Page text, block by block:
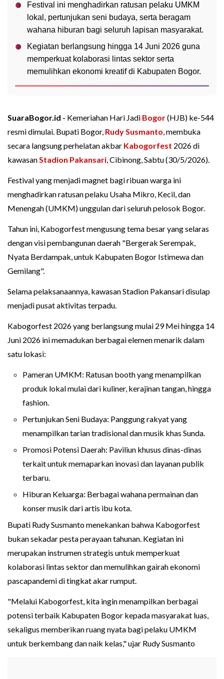
Festival ini menghadirkan ratusan pelaku UMKM
lokal, pertunjukan seni budaya, serta beragam
wahana hiburan bagi seluruh lapisan masyarakat.
Kegiatan berlangsung hingga 14 Juni 2026 guna
memperkuat kolaborasi lintas sektor serta
memulihkan ekonomi kreatif di Kabupaten Bogor.
SuaraBogor.id - Kemeriahan Hari Jadi Bogor(HJB) ke-544
resmi dimulai. Bupati Bogor, Rudy Susmanto, membuka
secara langsung perhelatan akbar Kabogorfest 2026 di
kawasanStadion Pakansari, Cibinong, Sabtu (30/5/2026).
Festival yang menjadi magnet bagi ribuan warga ini
menghadirkan ratusan pelaku Usaha Mikro, Kecil, dan
Menengah (UMKM) unggulan dari seluruh pelosok Bogor.
Tahun ini, Kabogorfest mengusung tema besar yang selaras
dengan visi pembangunan daerah "Bergerak Serempak,
Nyata Berdampak, untuk Kabupaten Bogor Istimewa dan
Gemilang".
Selama pelaksanaannya, kawasan Stadion Pakansari disulap
menjadi pusat aktivitas terpadu.
Kabogorfest 2026 yang berlangsung mulai 29 Mei hingga 14
Juni 2026 ini memadukan berbagai elemen menarik dalam
satu lokasi:
Pameran UMKM: Ratusan booth yang menampilkan
produk lokal mulai dari kuliner, kerajinan tangan, hingga
fashion.
Pertunjukan Seni Budaya: Panggung rakyat yang
menampilkan tarian tradisional dan musik khas Sunda.
Promosi Potensi Daerah: Paviliun khusus dinas-dinas
terkait untuk memaparkan inovasi dan layanan publik
terbaru.
Hiburan Keluarga: Berbagai wahana permainan dan
konser musik dari artis ibu kota.
Bupati Rudy Susmanto menekankan bahwa Kabogorfest
bukan sekadar pesta perayaan tahunan. Kegiatan ini
merupakan instrumen strategis untuk memperkuat
kolaborasi lintas sektor dan memulihkan gairah ekonomi
pascapandemi di tingkat akar rumput.
"Melalui Kabogorfest, kita ingin menampilkan berbagai
potensi terbaik Kabupaten Bogor kepada masyarakat luas,
sekaligus memberikan ruang nyata bagi pelaku UMKM
untuk berkembang dan naik kelas," ujar Rudy Susmanto